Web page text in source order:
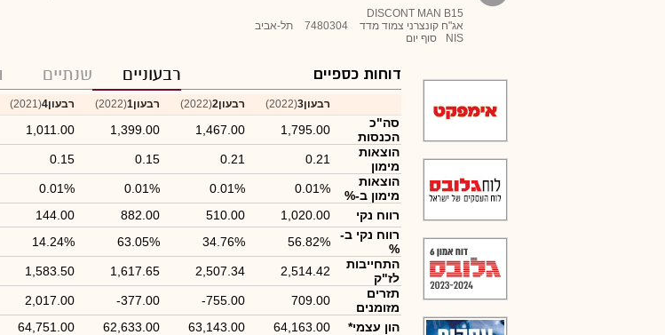
DISCONT MAN B15
אג"ח קונצרני צמוד מדד
7480304
תל-אביב
NIS
סוף יום
דוחות כספיים רבעוניים שנתיים
רבעון3 (2022) רבעון2 (2022) רבעון1 (2022) רבעון4 (2021)
סה"כ
הכנסות
1,795.00
1,467.00
1,399.00
1,011.00
הוצאות
מימון
0.21
0.21
0.15
0.15
הוצאות
מימון ב-%
0.01%
0.01%
0.01%
0.01%
רווח נקי
1,020.00
510.00
882.00
144.00
רווח נקי ב-
%
56.82%
34.76%
63.05%
14.24%
התחייבות
לז"ק
2,514.42
2,507.34
1,617.65
1,583.50
תזרים
מזומנים
709.00
-755.00
-377.00
2,017.00
הון עצמי*
64,163.00
63,143.00
62,633.00
64,751.00